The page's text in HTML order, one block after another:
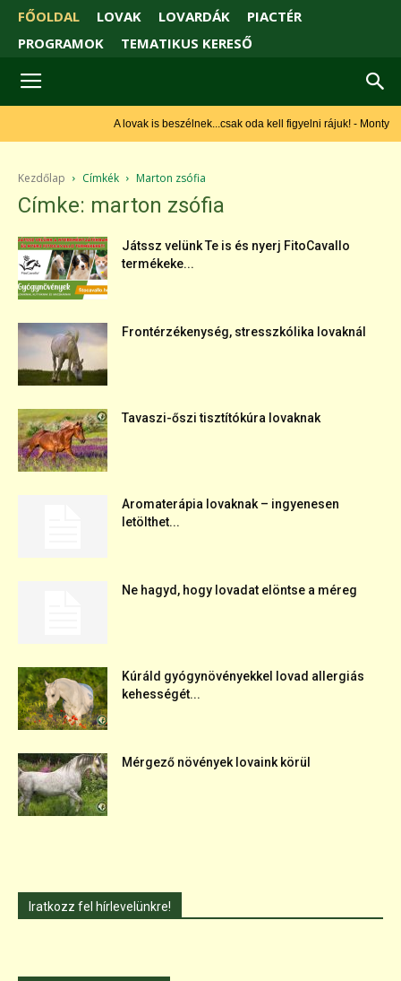
FŐOLDAL LOVAK LOVARDÁK
PIACTÉR
PROGRAMOK
TEMATIKUS KERESŐ
A lovak is beszélnek...csak oda kell figyelni rájuk! - Monty
Kezdőlap Címkék Marton zsófia
Címke: marton zsófia
Játssz velünk Te is és nyerj FitoCavallo
termékeke...
Frontérzékenység, stresszkólika lovaknál
Tavaszi-őszi tisztítókúra lovaknak
Aromaterápia lovaknak – ingyenesen
letölthet...
Ne hagyd, hogy lovadat elöntse a méreg
Kúráld gyógynövényekkel lovad allergiás
kehességét...
Mérgező növények lovaink körül
Iratkozz fel hírlevelünkre!